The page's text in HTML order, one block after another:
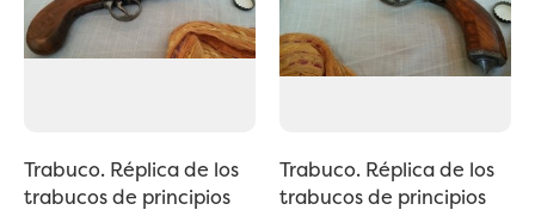
Trabuco. Réplica de los
trabucos de principios
Trabuco. Réplica de los
trabucos de principios